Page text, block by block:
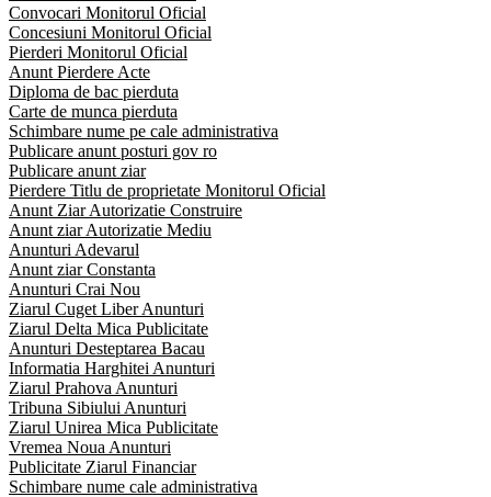
Convocari Monitorul Oficial
Concesiuni Monitorul Oficial
Pierderi Monitorul Oficial
Anunt Pierdere Acte
Diploma de bac pierduta
Carte de munca pierduta
Schimbare nume pe cale administrativa
Publicare anunt posturi gov ro
Publicare anunt ziar
Pierdere Titlu de proprietate Monitorul Oficial
Anunt Ziar Autorizatie Construire
Anunt ziar Autorizatie Mediu
Anunturi Adevarul
Anunt ziar Constanta
Anunturi Crai Nou
Ziarul Cuget Liber Anunturi
Ziarul Delta Mica Publicitate
Anunturi Desteptarea Bacau
Informatia Harghitei Anunturi
Ziarul Prahova Anunturi
Tribuna Sibiului Anunturi
Ziarul Unirea Mica Publicitate
Vremea Noua Anunturi
Publicitate Ziarul Financiar
Schimbare nume cale administrativa